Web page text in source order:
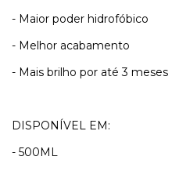
- Maior poder hidrofóbico
- Melhor acabamento
- Mais brilho por até 3 meses
DISPONÍVEL EM:
- 500ML